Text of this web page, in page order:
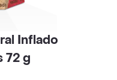
Inflado
72 g